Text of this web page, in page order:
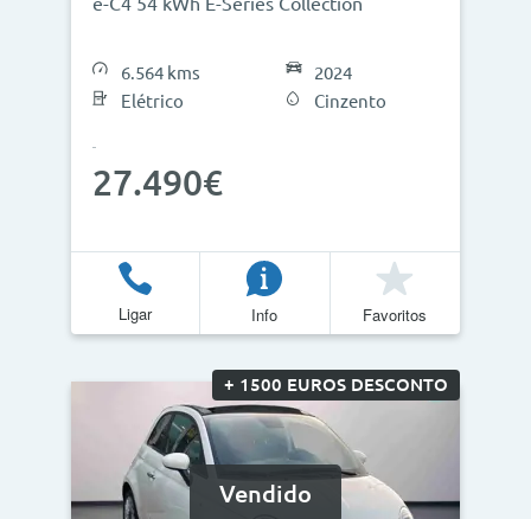
6.564 kms
Elétrico
2024
Cinzento
27.490€
Ligar Info Favoritos
+ 1500 EUROS DESCONTO
Vendido